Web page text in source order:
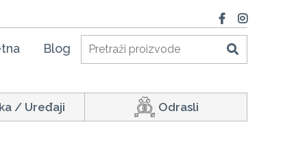
Blog
/ Uređaji Odrasli